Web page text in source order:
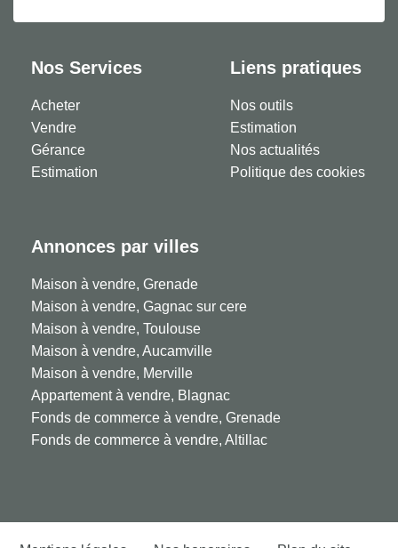
Nos Services
Acheter
Vendre
Gérance
Estimation
Liens pratiques
Nos outils
Estimation
Nos actualités
Politique des cookies
Annonces par villes
Maison à vendre, Grenade
Maison à vendre, Gagnac sur cere
Maison à vendre, Toulouse
Maison à vendre, Aucamville
Maison à vendre, Merville
Appartement à vendre, Blagnac
Fonds de commerce à vendre, Grenade
Fonds de commerce à vendre, Altillac